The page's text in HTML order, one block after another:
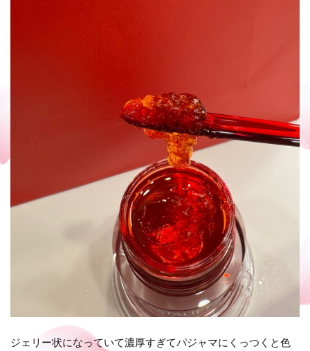
ジェリー状になっていて濃厚すぎてパジャマにくっつくと色